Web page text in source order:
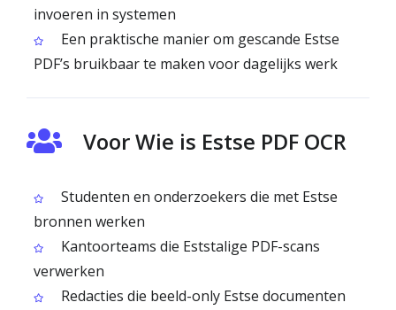
invoeren in systemen
Een praktische manier om gescande Estse
PDF’s bruikbaar te maken voor dagelijks werk
Voor Wie is Estse PDF OCR
Studenten en onderzoekers die met Estse
bronnen werken
Kantoorteams die Eststalige PDF-scans
verwerken
Redacties die beeld-only Estse documenten